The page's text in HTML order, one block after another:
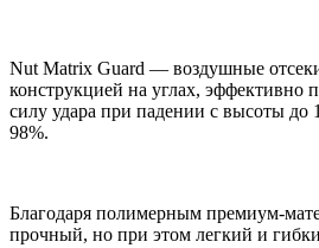
Nut Matrix Guard — воздушные
конструкцией на углах, эффективно
силу удара при падении с высоты до
98%.
Благодаря полимерным премиум-
прочный, но при этом легкий и